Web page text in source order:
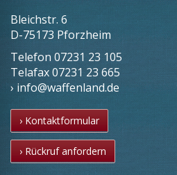
Bleichstr. 6
D-75173 Pforzheim
Telefon 07231 23 105
Telafax07231 23 665
› info@waffenland.de
› Kontaktformular
› Rückruf anfordern